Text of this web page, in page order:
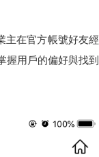
主在官方帳號好友經
握用戶的偏好與找到